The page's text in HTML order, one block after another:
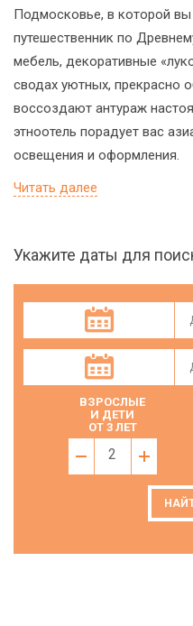
Подмосковье, в которой
путешественник по
мебель, декоративные
сводах уютных, прекрасно
воссоздают антураж
этноотель порадует вас
освещения и оформления.
Читать далее
Укажите даты для
ВЗРОСЛЫЕ
И ДЕТИ
ОТ 3 ЛЕТ
2